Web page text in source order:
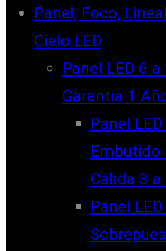
Panel, Foco,
Cielo LED
Panel LED 6
Garantía 1
Panel
Embutido
Cálida 3
Panel